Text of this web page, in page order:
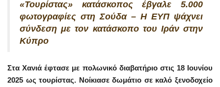
«Τουρίστας» κατάσκοπος έβγαλε 5.000
φωτογραφίες στη Σούδα – Η ΕΥΠ ψάχνει
σύνδεση με τον κατάσκοπο του Ιράν στην
Κύπρο
Στα Χανιά έφτασε με πολωνικό διαβατήριο στις 18 Ιουνίου
2025 ως τουρίστας. Νοίκιασε δωμάτιο σε καλό ξενοδοχείο